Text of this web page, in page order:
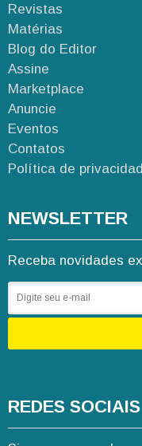
Revistas
Matérias
Blog do Editor
Assine
Marketplace
Anuncie
Eventos
Contatos
Política de
NEWSLETTER
Receba novidades
REDES SOCIAIS